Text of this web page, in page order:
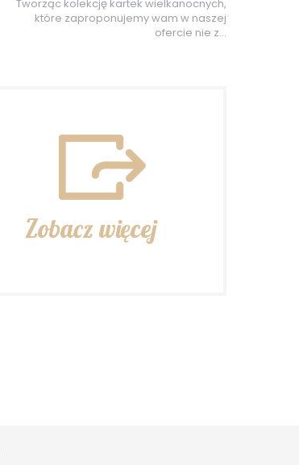
Tworząc kolekcję kartek wielkanocnych,
które zaproponujemy wam w naszej
ofercie nie z...
Zobacz więcej